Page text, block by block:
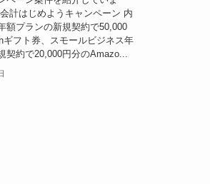
計はじめようキャンペーン 内
額プランの新規契約で50,000
ギフト券、スモールビジネス年
契約で20,000円分のAmazo...